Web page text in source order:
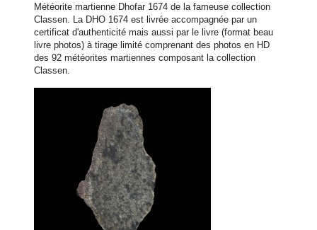
Météorite martienne Dhofar 1674 de la fameuse collection
Classen. La DHO 1674 est livrée accompagnée par un
certificat d'authenticité mais aussi par le livre (format beau
livre photos) à tirage limité comprenant des photos en HD
des 92 météorites martiennes composant la collection
Classen.